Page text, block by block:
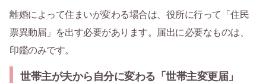
離婚によって住まいが変わる場合は、役所に行って「住民
票異動届」を出す必要があります。届出に必要なものは、
印鑑のみです。
世帯主が夫から自分に変わる「世帯主変更届」